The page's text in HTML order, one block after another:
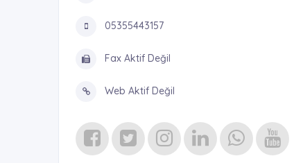
05355443157
Fax Aktif Değil
Web Aktif Değil